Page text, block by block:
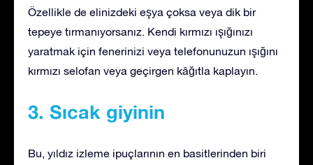
Özellikle de elinizdeki eşya çoksa veya dik bir
tepeye tırmanıyorsanız. Kendi kırmızı ışığınızı
yaratmak için fenerinizi veya telefonunuzun ışığını
kırmızı selofan veya geçirgen kâğıtla kaplayın.
3. Sıcak giyinin
Bu, yıldız izleme ipuçlarının en basitlerinden biri